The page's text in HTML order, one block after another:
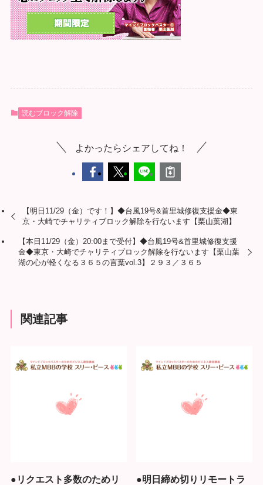
読むブロック解除
よかったらシェアしてね！
【明日11/29（金）です！】◆台風19号&首里城修復支援金◆東
京・大崎でチャリティブロック解除を行ないます【栗山葉湖】
【本日11/29（金）20:00まで受付】◆台風19号&首里城修復支援
金◆東京・大崎でチャリティブロック解除を行ないます【栗山葉
湖の心が軽くなる３６５の言葉vol.3】２９３／３６５
関連記事
●リクエスト多数のためリ
●明日締め切りリモートラ